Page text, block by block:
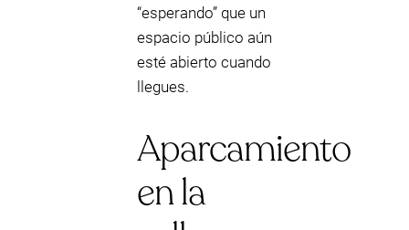
“esperando” que un
espacio público aún
esté abierto cuando
llegues.
Aparcamiento
en la